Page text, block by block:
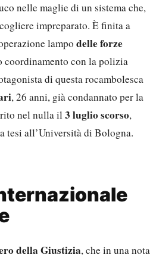
nelle maglie di un sistema che,
impreparato. È finita a
lampo delle forze
coordinamento con la polizia
di questa rocambolesca
, 26 anni, già condannato per la
nel nulla il3 luglio scorso,
tesi all’Università di Bologna.
della Giustizia, che in una nota